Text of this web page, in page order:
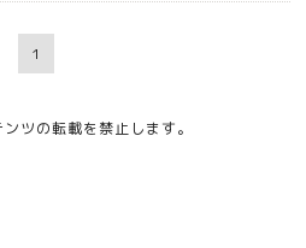
1
ツの転載を禁止します。